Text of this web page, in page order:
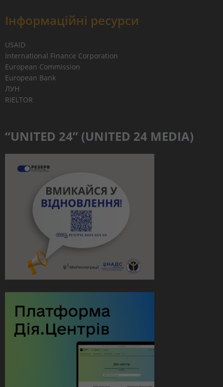
Інформаційні ресурси
USAID
International Finance Corporation
European Commission
European Bank
ЛУН
RIELTOR
“UNITED 24” (UNITED 24 MEDIA)